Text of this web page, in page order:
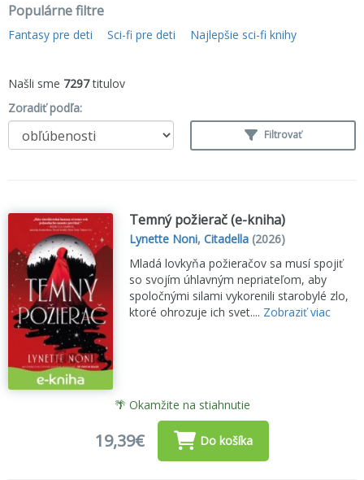
Populárne filtre
Fantasy pre deti Sci-fi pre deti Najlepšie sci-fi knihy
Našli sme 7297titulov
Zoradiť podľa:
Filtrovať
Temný požierač (e-kniha)
Lynette Noni,Citadella (2026)
Mladá lovkyňa požieračov sa musí spojiť
so svojím úhlavným nepriateľom, aby
spoločnými silami vykorenili starobylé zlo,
ktoré ohrozuje ich svet.... Zobraziť viac
🌴 Okamžite na stiahnutie
19,39€ Do košíka